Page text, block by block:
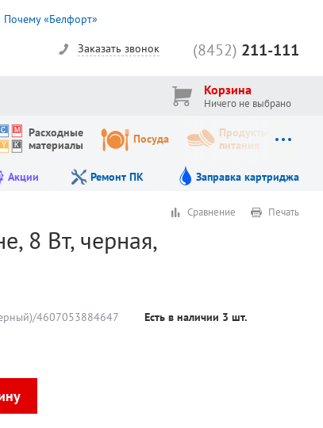
Почему «Белфорт»
(8452) 211-111
Заказать звонок
Корзина
Ничего не выбрано
Расходные
материалы
Посуда
Продукты
питания
Акции Ремонт ПК Заправка картриджа
8 Вт, черная,
Сравнение Печать
4607053884647 Есть в наличии 3 шт.